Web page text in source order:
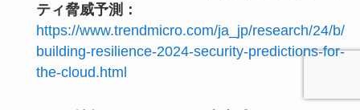
ティ脅威予測：
https://www.trendmicro.com/ja_jp/research/24/b/
building-resilience-2024-security-predictions-for-
the-cloud.html